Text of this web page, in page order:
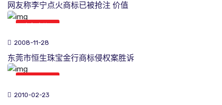
网友称李宁点火商标已被抢注 价值
2008-11-28
东莞市恒生珠宝金行商标侵权案胜诉
2010-02-23